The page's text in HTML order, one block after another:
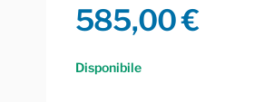
Product
585,00 €
Reviews
Disponibile